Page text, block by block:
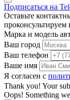
Подписаться на
Оставьте
проконсультируем
Марка и модель
Ваш город
Ваш телефон
Ваше имя
Я согласен с
Thank you! Your
Oops! Something